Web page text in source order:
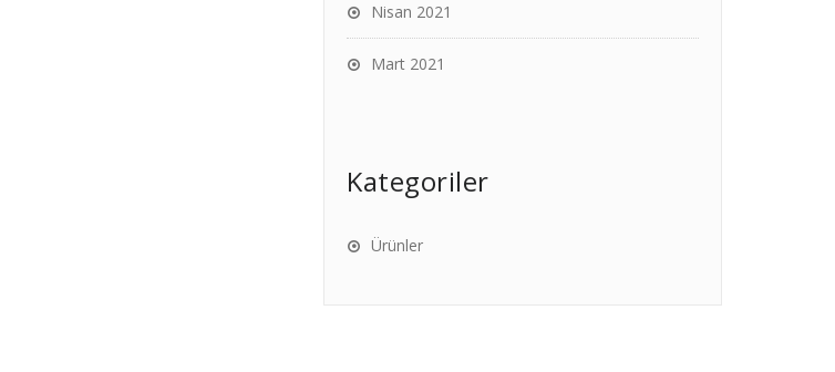
Nisan 2021
Mart 2021
Kategoriler
Ürünler